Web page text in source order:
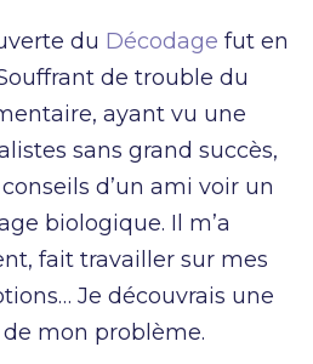
du Décodage fut en
de trouble du
ayant vu une
sans grand succès,
d’un ami voir un
biologique. Il m’a
fait travailler sur mes
Je découvrais une
mon problème.